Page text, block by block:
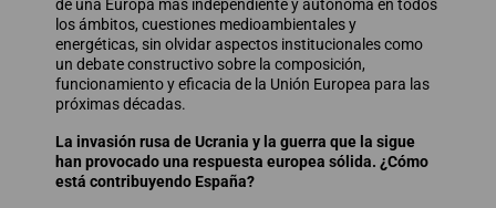
de una Europa más independiente y autónoma en todos
los ámbitos, cuestiones medioambientales y
energéticas, sin olvidar aspectos institucionales como
un debate constructivo sobre la composición,
funcionamiento y eficacia de la Unión Europea para las
próximas décadas.
La invasión rusa de Ucrania y la guerra que la sigue
han provocado una respuesta europea sólida. ¿Cómo
está contribuyendo España?